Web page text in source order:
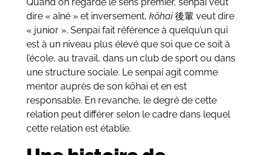
Quand on regarde le sens premier, senpai veut
dire « aîné » et inversement, kōhai後輩veut dire
« junior ». Senpai fait référence à quelqu’un qui
est à un niveau plus élevé que soi que ce soit à
l’école, au travail, dans un club de sport ou dans
une structure sociale. Le senpai agit comme
mentor auprès de son kōhaiet en est
responsable. En revanche, le degré de cette
relation peut différer selon le cadre dans lequel
cette relation est établie.